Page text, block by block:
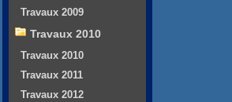
Travaux 2009
Travaux 2010
Travaux 2010
Travaux 2011
Travaux 2012